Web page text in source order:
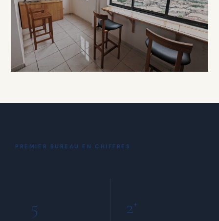
À PARTIR DE 15 000 FCFA / HEURE
Coin Café
INCLUS POUR TOUS LES MEMBRES
PREMIER BUREAU EN CHIFFRES
5 2+